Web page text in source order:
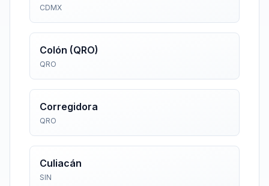
CDMX
Colón (QRO)
QRO
Corregidora
QRO
Culiacán
SIN